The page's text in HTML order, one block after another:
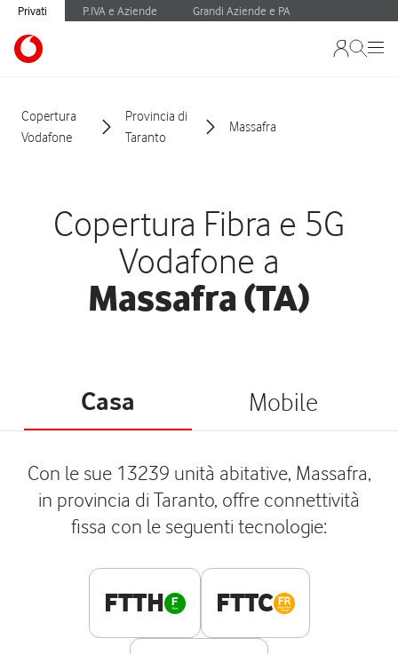
Privati P.IVA e Aziende Grandi Aziende e PA
Copertura
Vodafone
Provincia di
Taranto
Massafra
Copertura Fibra e 5G
Vodafone a
Massafra (TA)
Casa Mobile
Con le sue 13239 unità abitative, Massafra,
in provincia di Taranto, offre connettività
fissa con le seguenti tecnologie:
FTTH FTTC